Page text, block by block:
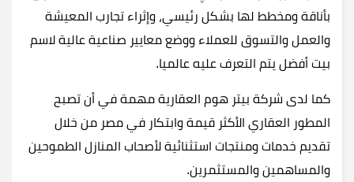
بأناقة ومخطط لها بشكل رئيسي، وإثراء تجارب المعيشة
والعمل والتسوق للعملاء ووضع معايير صناعية عالية لاسم
بيت أفضل يتم التعرف عليه عالميا.
كما لدى شركة بيتر هوم العقارية مهمة في أن تصبح
المطور العقاري الأكثر قيمة وابتكار في مصر من خلال
تقديم خدمات ومنتجات استثنائية لأصحاب المنازل الطموحين
والمساهمين والمستثمرين.